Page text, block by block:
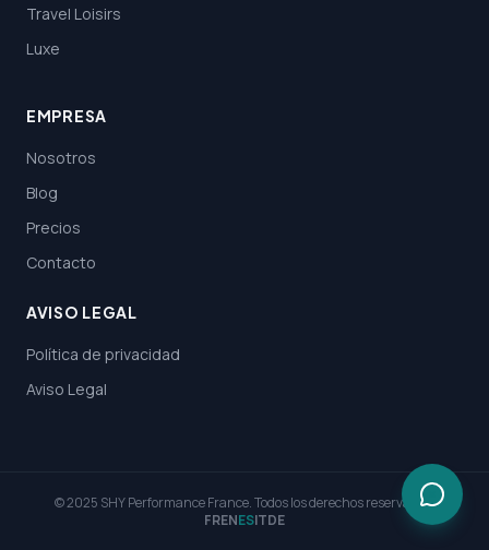
Travel Loisirs
Luxe
EMPRESA
Nosotros
Blog
Precios
Contacto
AVISO LEGAL
Política de privacidad
Aviso Legal
© 2025 SHY Performance France. Todos los derechos reservados.
FRENESITDE